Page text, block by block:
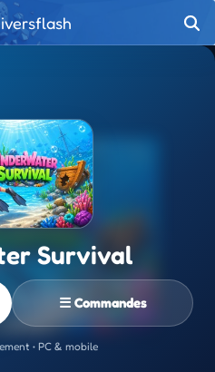
Survival
☰ Commandes
• PC & mobile